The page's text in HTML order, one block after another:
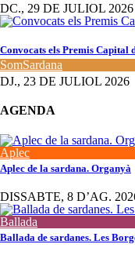
DC., 29 DE JULIOL 2026
Convocats els Premis Capital
SomSardana
DJ., 23 DE JULIOL 2026
AGENDA
Aplec
Aplec de la sardana. Organyà
DISSABTE, 8 D’AG.
Ballada
Ballada de sardanes. Les